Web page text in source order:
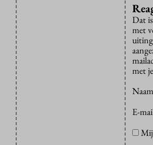
Dat
met
met
Naam
E-